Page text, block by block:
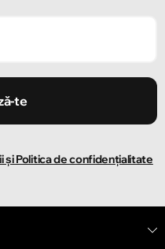
te
și Politica de confidențialitate